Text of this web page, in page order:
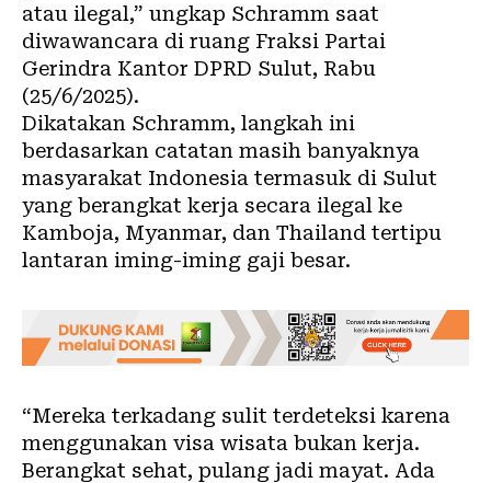
atau ilegal,” ungkap Schramm saat
diwawancara di ruang Fraksi Partai
Gerindra Kantor DPRD Sulut, Rabu
(25/6/2025).
Dikatakan Schramm, langkah ini
berdasarkan catatan masih banyaknya
masyarakat Indonesia termasuk di Sulut
yang berangkat kerja secara ilegal ke
Kamboja, Myanmar, dan Thailand tertipu
lantaran iming-iming gaji besar.
“Mereka terkadang sulit terdeteksi karena
menggunakan visa wisata bukan kerja.
Berangkat sehat, pulang jadi mayat. Ada